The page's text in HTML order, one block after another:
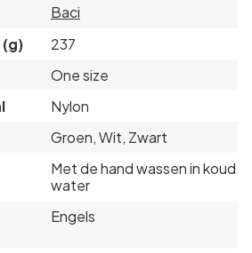
Baci
237
One size
Nylon
Groen, Wit, Zwart
Met de hand wassen in koud
water
Engels